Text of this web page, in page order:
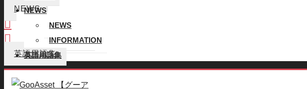
NEWS
NEWS
INFORMATION
英語用語集
NEWS
NEWS
INFORMATION
英語用語集